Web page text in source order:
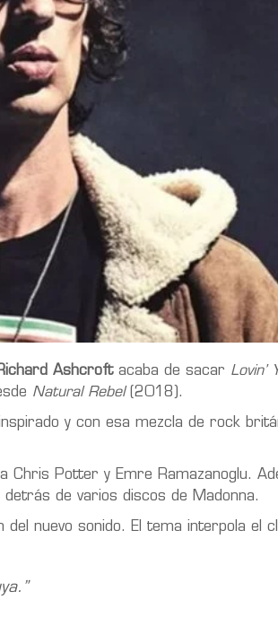
Ashcroftacaba de sacar Lovin’
Natural Rebel(2018).
y con esa mezcla de rock
Potter y Emre Ramazanoglu.
de varios discos de Madonna.
nuevo sonido. El tema interpola el